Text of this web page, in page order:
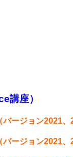
講座）
ージョン2021、
ージョン2021、